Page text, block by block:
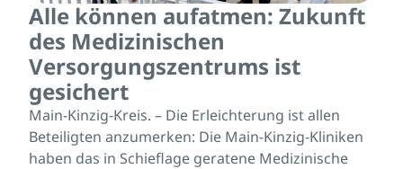
Alle können aufatmen: Zukunft
des Medizinischen
Versorgungszentrums ist
gesichert
Main-Kinzig-Kreis. – Die Erleichterung ist allen
Beteiligten anzumerken: Die Main-Kinzig-Kliniken
haben das in Schieflage geratene Medizinische